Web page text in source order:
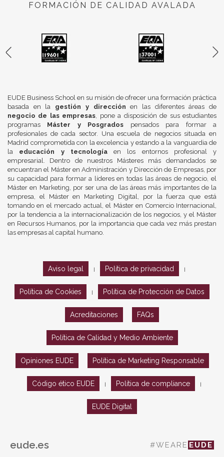
FORMACIÓN DE CALIDAD AVALADA
EUDE Business School en su misión de ofrecer una formación práctica
basada en la gestión y dirección en las diferentes áreas de
negocio de las empresas, pone a disposición de sus estudiantes
programas Máster y Posgrados pensados para formar a
profesionales de cada sector. Una escuela de negocios situada en
Madrid comprometida con la excelencia y estando a la vanguardia de
la educación y tecnologíaen los entornos profesional y
empresarial. Dentro de nuestros Másteres más demandados se
encuentran el Máster en Administración y Dirección de Empresas, por
su capacidad para formar a líderes en todas las áreas de negocio, el
Máster en Marketing, por ser una de las áreas más importantes de la
empresa, el Máster en Marketing Digital, por la fuerza que está
tomando en el mercado actual, el Máster en Comercio Internacional,
por la tendencia a la internacionalización de los negocios, y el Máster
en Recursos Humanos, por la importancia que cada vez más prestan
las empresas al capital humano.
Aviso legal Política de privacidad
Política de Cookies Política de Protección de Datos
Acreditaciones FAQs
Política de Calidad y Medio Ambiente
Opiniones EUDE Política de Marketing Responsable
Código ético EUDE Política de compliance
EUDE Digital
eude.es #WEARE EUDE